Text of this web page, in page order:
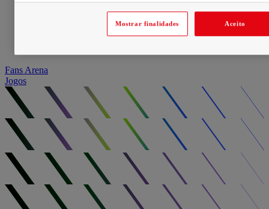
Fans Arena
Jogos
Mostrar finalidades Aceito